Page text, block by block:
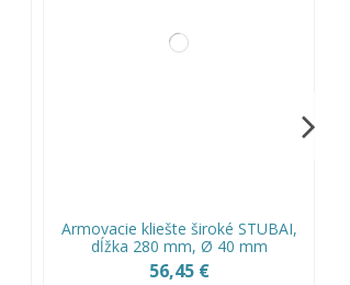
Armovacie kliešte široké STUBAI,
dĺžka 280 mm, Ø 40 mm
56,45 €